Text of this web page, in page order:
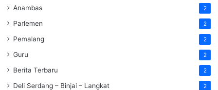
Anambas 2
Parlemen 2
Pemalang 2
Guru 2
Berita Terbaru 2
Deli Serdang – Binjai – Langkat 2